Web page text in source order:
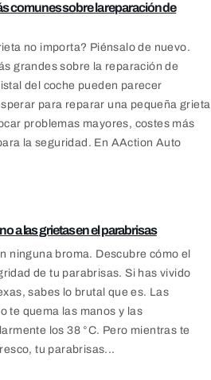
comunes sobre la reparación de
no importa? Piénsalo de nuevo.
grandes sobre la reparación de
del coche pueden parecer
para reparar una pequeña grieta
problemas mayores, costes más
la seguridad. En AAction Auto
a las grietas en el parabrisas
ninguna broma. Descubre cómo el
de tu parabrisas. Si has vivido
sabes lo brutal que es. Las
te quema las manos y las
los 38 °C. Pero mientras te
tu parabrisas...